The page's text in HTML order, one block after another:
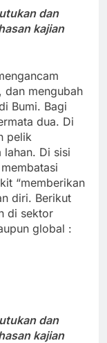
dan
kajian
dan mengubah
Bumi. Bagi
dua. Di
pelik
lahan. Di sisi
“memberikan
diri. Berikut
di sektor
global :
dan
kajian